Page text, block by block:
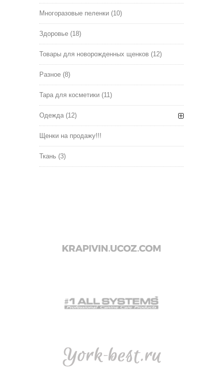
Многоразовые пеленки (10)
Здоровье (18)
Товары для новорожденных щенков (12)
Разное (8)
Тара для косметики (11)
Одежда (12)
Щенки на продажу!!!
Ткань (3)